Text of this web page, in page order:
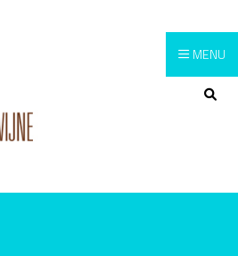
Hoofdmenu
MENU